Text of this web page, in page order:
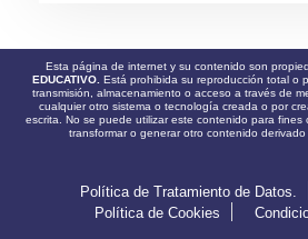
Esta página de internet y su contenido son
EDUCATIVO. Está prohibida su reproducción total o
transmisión, almacenamiento o acceso a través de
cualquier otro sistema o tecnología creada o por
escrita. No se puede utilizar este contenido para fines
transformar o generar otro contenido
Política de Tratamiento de Datos.
Política de Cookies